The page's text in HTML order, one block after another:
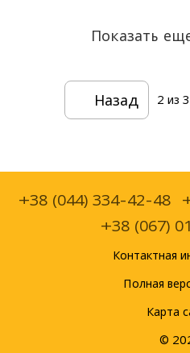
Показать
Назад 2 из 3
+38 (044) 334-42-48
+38 (067)
Контактная
Полная
Карта
©